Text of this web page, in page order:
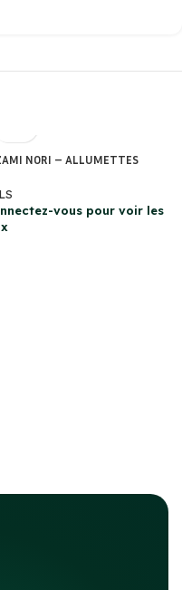
NORI – ALLUMETTES
vous pour voir les